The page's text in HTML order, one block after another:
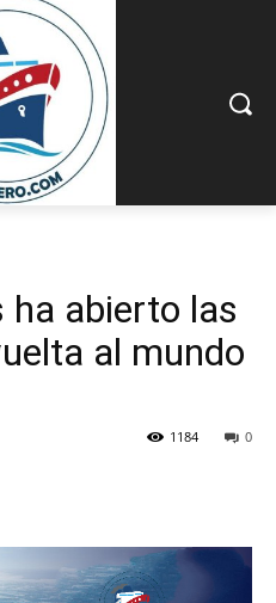
ha abierto las
al mundo
0
1184